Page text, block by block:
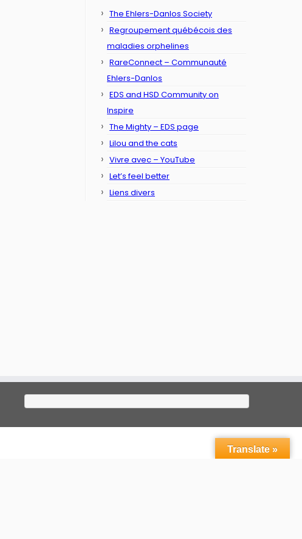
The Ehlers-Danlos Society
Regroupement québécois des
maladies orphelines
RareConnect – Communauté
Ehlers-Danlos
EDS and HSD Community on
Inspire
The Mighty – EDS page
Lilou and the cats
Vivre avec – YouTube
Let’s feel better
Liens divers
Translate »